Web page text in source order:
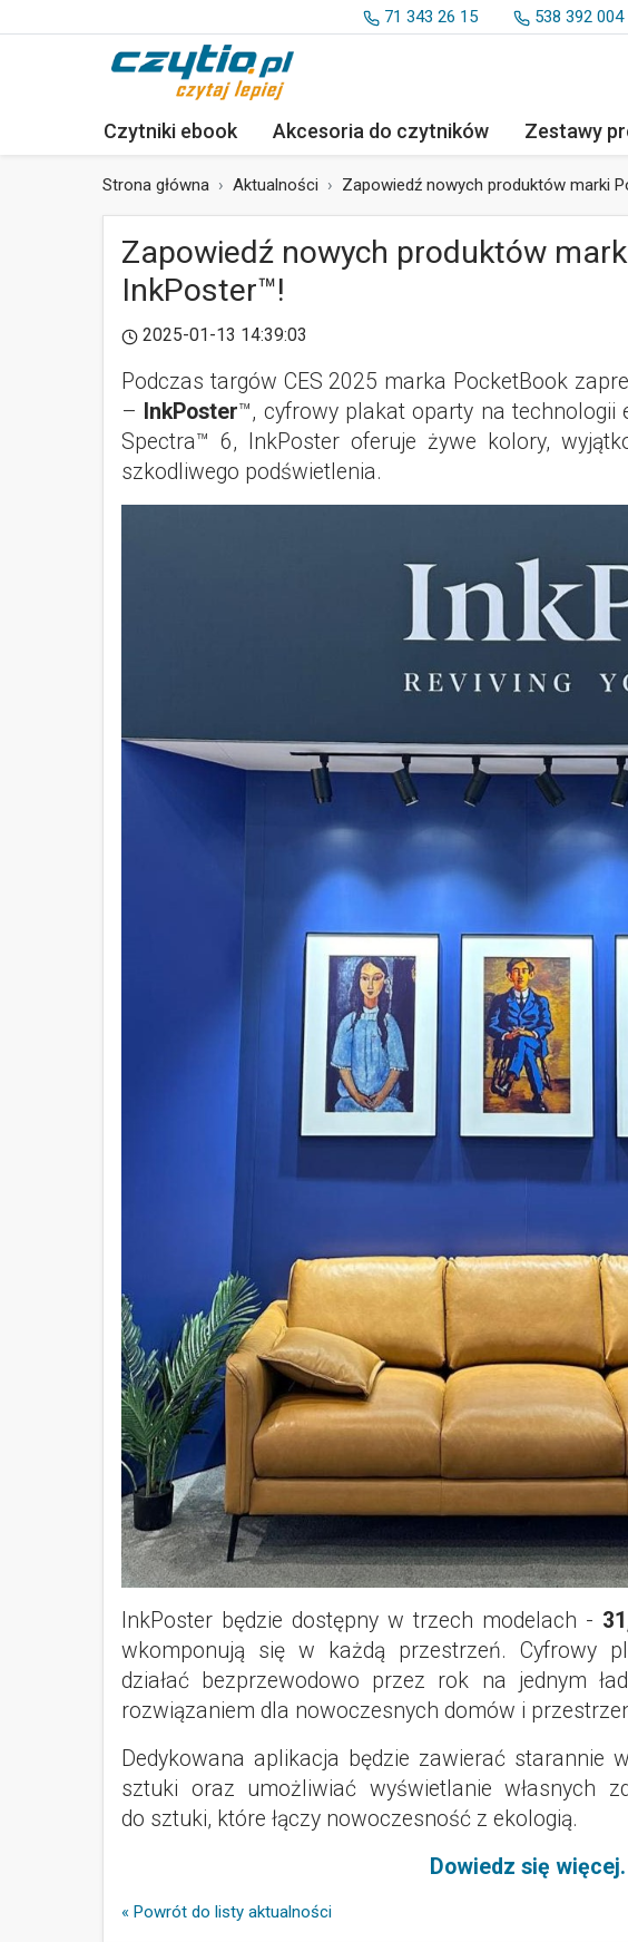
71 343 26 15 538 392 004
Czytniki ebook Akcesoria do czytników Zestawy
Strona główna Aktualności Zapowiedź nowych produktów marki
Zapowiedź nowych produktów
InkPoster™!
2025-01-13 14:39:03
Podczas targów CES 2025 marka PocketBook
–
InkPoster™, cyfrowy plakat oparty na technologii
Spectra™ 6, InkPoster oferuje żywe kolory,
szkodliwego podświetlenia.
InkPoster będzie dostępny w trzech modelach -
wkomponują się w każdą przestrzeń. Cyfrowy
działać bezprzewodowo przez rok na jednym
rozwiązaniem dla nowoczesnych domów i
Dedykowana aplikacja będzie zawierać starannie
sztuki oraz umożliwiać wyświetlanie własnych
do sztuki, które łączy nowoczesność z ekologią.
Dowiedz się więcej.
« Powrót do listy aktualności